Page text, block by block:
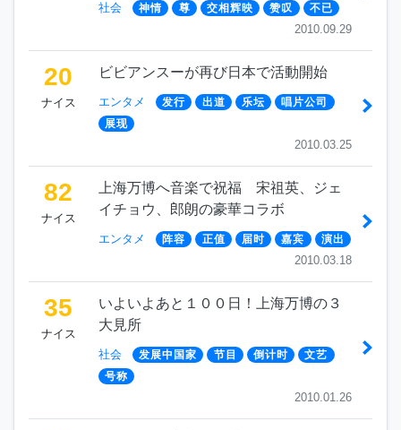
社会 神情 尊 交相辉映 赞叹 不已
2010.09.29
20
ナイス
ビビアンスーが再び日本で活動開始
エンタメ 发行 出道 乐坛
唱片公司
展现
2010.03.25
82
ナイス
上海万博へ音楽で祝福 宋祖英、ジェ
イチョウ、郎朗の豪華コラボ
エンタメ 阵容 正值 届时 嘉宾 演出
2010.03.18
35
ナイス
いよいよあと１００日！上海万博の３
大見所
社会 发展中国家 节目 倒计时
文艺
号称
2010.01.26